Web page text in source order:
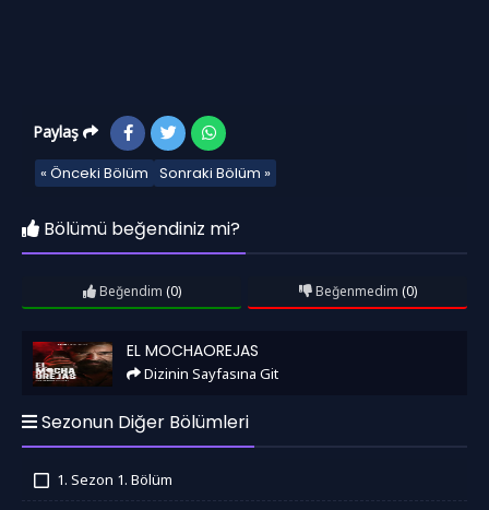
Paylaş
« Önceki Bölüm Sonraki Bölüm »
Bölümü beğendiniz mi?
Beğendim (0) Beğenmedim (0)
El Mochaorejas EL MOCHAOREJAS
Dizinin Sayfasına Git
Sezonun Diğer Bölümleri
1. Sezon 1. Bölüm